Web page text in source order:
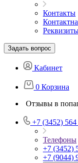
Контакты
Задать вопрос
Кабинет
0 Корзина
Отзывы в
+7 (3452) 564
Телефоны
+7 (3452)
+7 (9044)